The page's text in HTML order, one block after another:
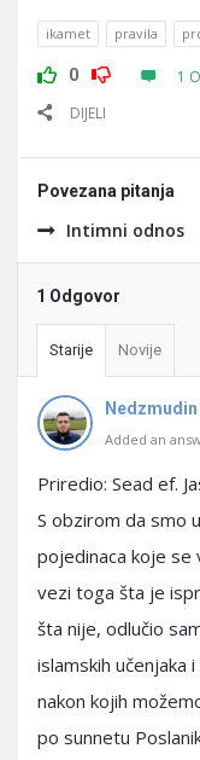
ikamet pravila
0 1
DIJELI
Povezana pitanja
Intimni odnos
1 Odgovor
Starije Novije
Nedzmudin
Added an
Priredio: Sead ef.
S obzirom da smo
pojedinaca koje se
vezi toga šta je
šta nije, odlučio
islamskih učenjaka
nakon kojih
po sunnetu